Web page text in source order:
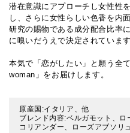
潜在意識にアプローチし女性性
し、さらに女性らしい色香を内
研究の賜物である成分配合比率
に嗅いだうえで決定されています
本気で「恋がしたい」と願う全
woman」をお届けします。
原産国:イタリア、他
ブレンド内容:ベルガモット、ロ
コリアンダー、ローズアブソリ